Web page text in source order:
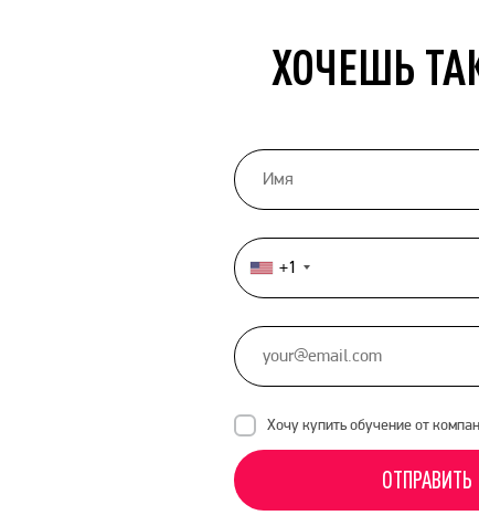
ХОЧЕШЬ
United
States
+1
Хочу купить обучение от
ОТПРАВИТЬ